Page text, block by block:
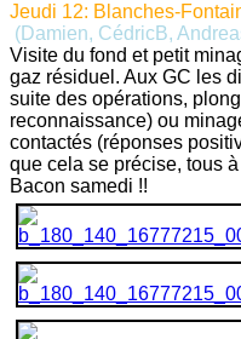
Jeudi 12: Blanches-
(Damien, CédricB,
Visite du fond et petit
gaz résiduel. Aux GC les
suite des opérations,
reconnaissance) ou
contactés (réponses
que cela se précise, tous
Bacon samedi !!